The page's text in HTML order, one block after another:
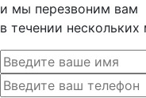
и мы перезвоним вам
в течении нескольких